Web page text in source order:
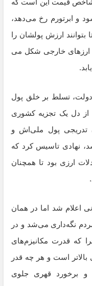
و ابرتورم رخ می‌دهد،
ارزش پولشان را
ارزهای خارجی شکل می
تسلط بر خلق پول
دل یک تجزیه کشوری
تدریجی پول ملی‌اش و
نهادی تاسیس کرد که
ارزی بود تا همچنان
اعلام شد اما در همان
نگه‌داری می‌شد و در
که قدرت مکانیزم‌های
است و هر چه قدر
و برخورد قهری جلوی